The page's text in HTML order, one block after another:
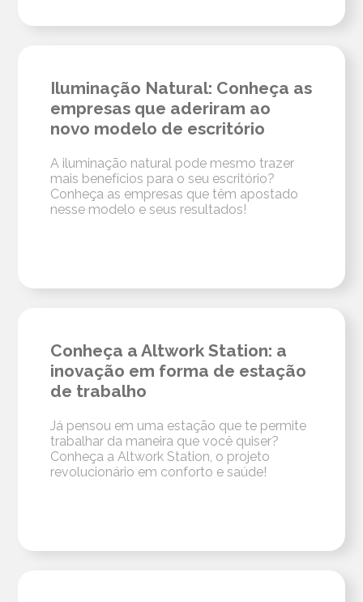
Iluminação Natural: Conheça as
empresas que aderiram ao
novo modelo de escritório
A iluminação natural pode mesmo trazer
mais benefícios para o seu escritório?
Conheça as empresas que têm apostado
nesse modelo e seus resultados!
Conheça a Altwork Station: a
inovação em forma de estação
de trabalho
Já pensou em uma estação que te permite
trabalhar da maneira que você quiser?
Conheça a Altwork Station, o projeto
revolucionário em conforto e saúde!